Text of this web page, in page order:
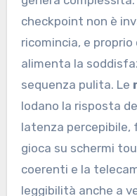
checkpoint non è
ricomincia, e
alimenta la
sequenza pulita. Le
lodano la risposta
latenza percepibile,
gioca su schermi
coerenti e la
leggibilità anche a